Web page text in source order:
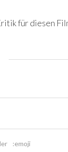
für diesen
:emoji